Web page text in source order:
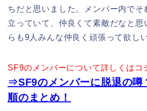
ちだと思いました。メンバー内でそ
立っていて、仲良くて素敵だなと思
らも9人みんな仲良く頑張って欲し
SF9のメンバーについて詳しくはコ
⇒SF9のメンバーに脱退の噂
順のまとめ！